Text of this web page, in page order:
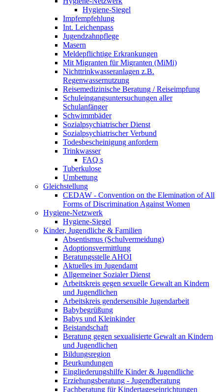
Hygiene-Siegel
Impfempfehlung
Int. Leichenpass
Jugendzahnpflege
Masern
Meldepflichtige Erkrankungen
Mit Migranten für Migranten (MiMi)
Nichttrinkwasseranlagen z.B.
Regenwassernutzung
Reisemedizinische Beratung / Reiseimpfung
Schuleingangsuntersuchungen aller
Schulanfänger
Schwimmbäder
Sozialpsychiatrischer Dienst
Sozialpsychiatrischer Verbund
Todesbescheinigung anfordern
Trinkwasser
FAQ s
Tuberkulose
Umbettung
Gleichstellung
CEDAW - Convention on the Elemination of All
Forms of Discrimination Against Women
Hygiene-Netzwerk
Hygiene-Siegel
Kinder, Jugendliche & Familien
Absentismus (Schulvermeidung)
Adoptionsvermittlung
Beratungsstelle AHOI
Aktuelles im Jugendamt
Allgemeiner Sozialer Dienst
Arbeitskreis gegen sexuelle Gewalt an Kindern
und Jugendlichen
Arbeitskreis gendersensible Jugendarbeit
Babybegrüßung
Babys und Kleinkinder
Beistandschaft
Beratung gegen sexualisierte Gewalt an Kindern
und Jugendlichen
Bildungsregion
Beurkundungen
Eingliederungshilfe Kinder & Jugendliche
Erziehungsberatung - Jugendberatung
Fachberatung für Kindertageseinrichtungen